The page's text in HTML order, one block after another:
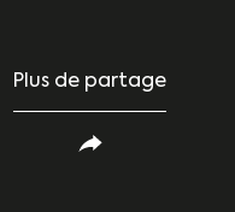
Plus de partage